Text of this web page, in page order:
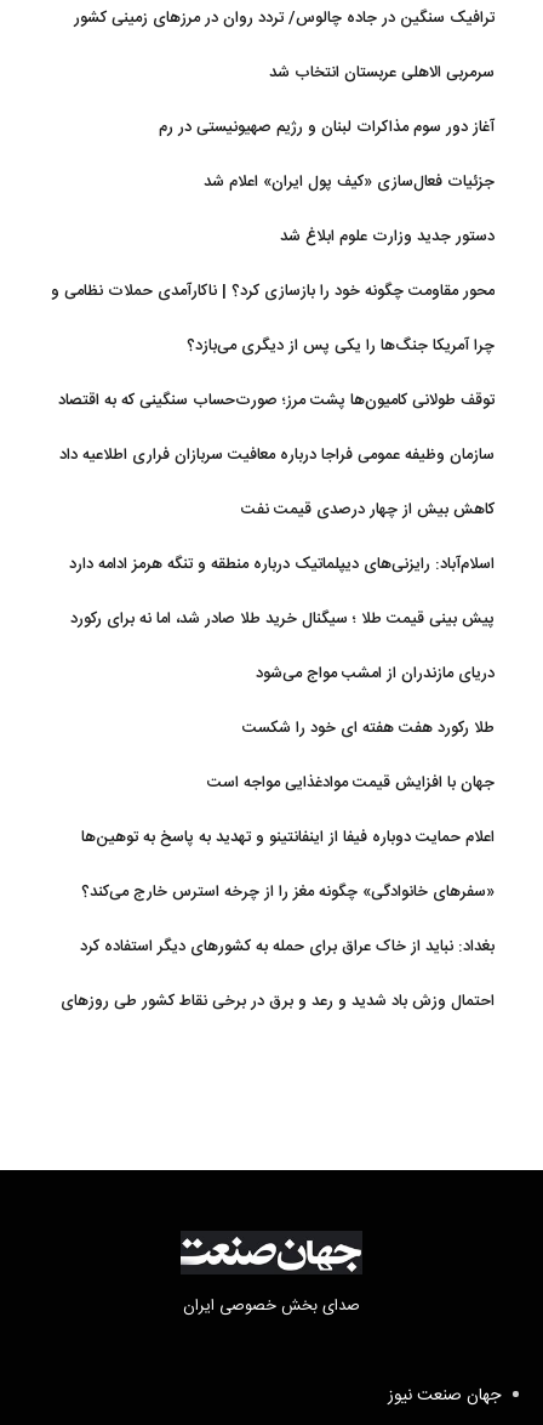
ترافیک سنگین در جاده چالوس/ تردد روان در مرزهای زمینی کشور
سرمربی الاهلی عربستان انتخاب شد
آغاز دور سوم مذاکرات لبنان و رژیم صهیونیستی در رم
جزئیات فعال‌سازی «کیف پول ایران» اعلام شد
دستور جدید وزارت علوم ابلاغ شد
محور مقاومت چگونه خود را بازسازی کرد؟ | ناکارآمدی حملات نظامی و
چرا آمریکا جنگ‌ها را یکی پس از دیگری می‌بازد؟
توقف طولانی کامیون‌ها پشت مرز؛ صورت‌حساب سنگینی که به اقتصاد
سازمان وظیفه عمومی فراجا درباره معافیت سربازان فراری اطلاعیه داد
کاهش بیش از چهار درصدی قیمت نفت
اسلام‌آباد: رایزنی‌های دیپلماتیک درباره منطقه و تنگه هرمز ادامه دارد
پیش بینی قیمت طلا ؛ سیگنال خرید طلا صادر شد، اما نه برای رکورد
دریای مازندران از امشب مواج می‌شود
طلا رکورد هفت هفته ای خود را شکست
جهان با افزایش قیمت موادغذایی مواجه است
اعلام حمایت دوباره فیفا از اینفانتینو و تهدید به پاسخ به توهین‌ها
«سفرهای خانوادگی» چگونه مغز را از چرخه استرس خارج می‌کند؟
بغداد: نباید از خاک عراق برای حمله به کشورهای دیگر استفاده کرد
احتمال وزش باد شدید و رعد و برق در برخی نقاط کشور طی روزهای
صدای بخش خصوصی ایران
جهان صنعت نیوز